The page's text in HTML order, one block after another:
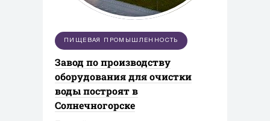
ПИЩЕВАЯ ПРОМЫШЛЕННОСТЬ
Завод по производству
оборудования для очистки
воды построят в
Солнечногорске